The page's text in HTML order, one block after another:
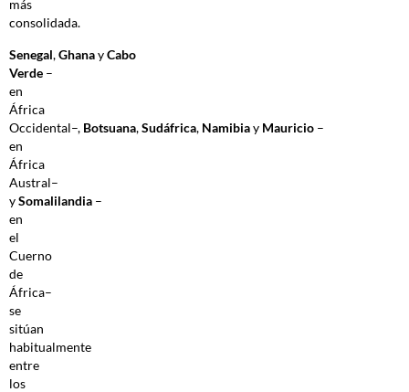
más
consolidada.
Senegal,GhanayCabo
Verde –
en
África
Occidental–, Botsuana,Sudáfrica, Namibiay Mauricio –
en
África
Austral–
ySomalilandia –
en
el
Cuerno
de
África–
se
sitúan
habitualmente
entre
los